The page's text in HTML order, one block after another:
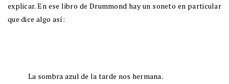
explicar. En ese libro de Drummond hay un soneto en particular
que dice algo así:
La sombra azul de la tarde nos hermana.